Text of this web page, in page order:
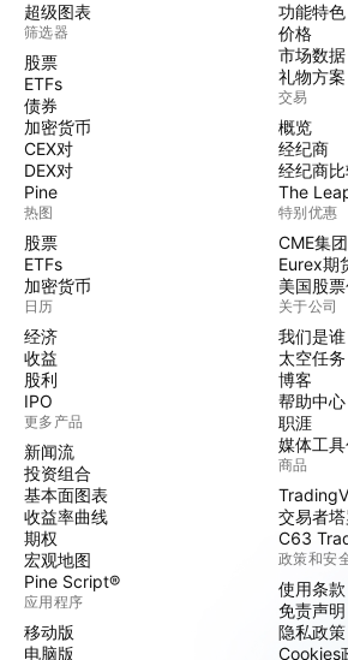
超级图表
筛选器
股票
ETFs
债券
加密货币
CEX对
DEX对
Pine
热图
股票
ETFs
加密货币
日历
经济
收益
股利
IPO
更多产品
新闻流
投资组合
基本面图表
收益率曲线
期权
宏观地图
Pine Script®
应用程序
移动版
电脑版
功能特色
价格
市场数据
礼物方案
交易
概览
经纪商
经纪商
The
特别优惠
CME集
Eurex期
美国股
关于公司
我们是谁
太空任务
博客
帮助中心
职涯
媒体工
商品
交易者
C63
政策和安
使用条款
免责声明
隐私政策
Cookies